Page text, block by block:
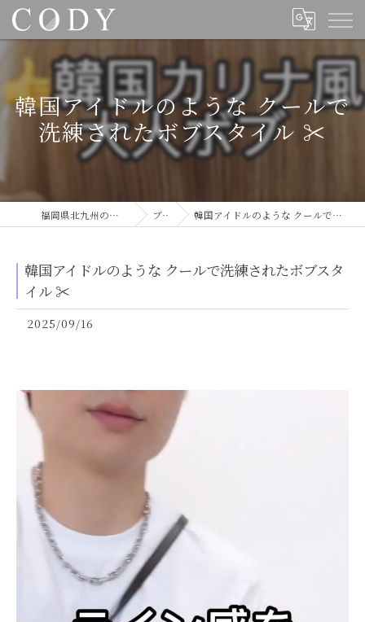
韓国アイドルのような クールで
洗練されたボブスタイル ✂️
福岡県北九州の美容室ならCODY ブログ 韓国アイドルのような クールで洗練されたボブスタイル ✂️
韓国アイドルのような クールで洗練されたボブスタ
イル ✂️
2025/09/16